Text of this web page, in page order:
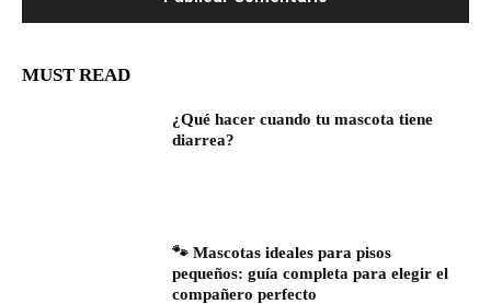
MUST READ
¿Qué hacer cuando tu mascota tiene
diarrea?
🐾 Mascotas ideales para pisos
pequeños: guía completa para elegir el
compañero perfecto